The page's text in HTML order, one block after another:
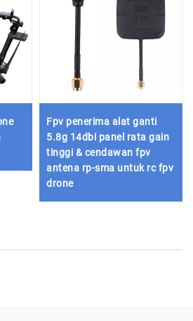
Fpv penerima alat ganti
5.8g 14dbi panel rata gain
tinggi & cendawan fpv
antena rp-sma untuk rc fpv
drone